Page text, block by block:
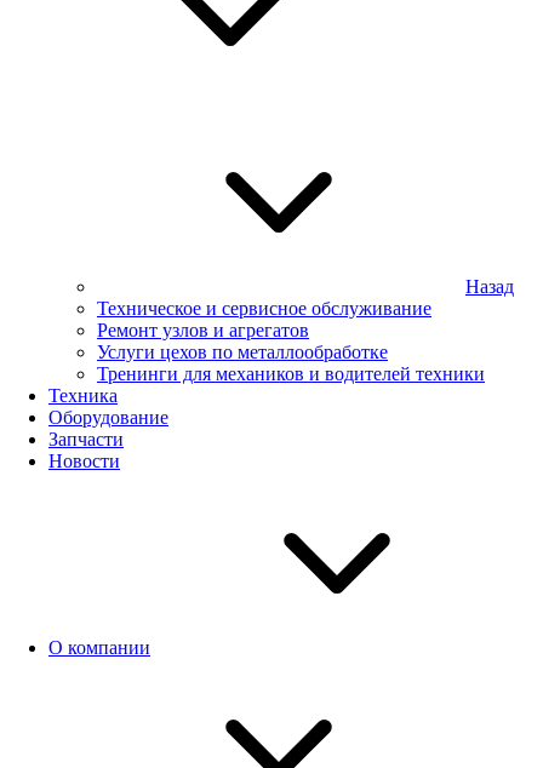
Назад
Техническое и сервисное обслуживание
Ремонт узлов и агрегатов
Услуги цехов по металлообработке
Тренинги для механиков и водителей техники
Техника
Оборудование
Запчасти
Новости
О компании